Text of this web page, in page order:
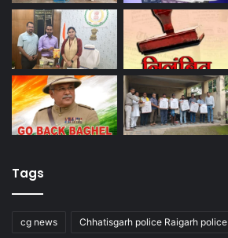
Tags
cg news Chhatisgarh police Raigarh police